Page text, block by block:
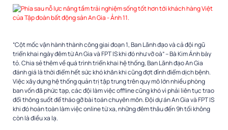
“Cột mốc vận hành thành công giai đoạn 1, Ban Lãnh đạo và cả đội ngũ
triển khai ngày đêm từ An Gia và FPT IS khi đó như vỡ oà” – Bà Kim Ánh bày
tỏ. Chia sẻ thêm về quá trình triển khai hệ thống, Ban Lãnh đạo An Gia
đánh giá là thời điểm hết sức khó khăn khi cũng đợt đỉnh điểm dịch bệnh.
Việc xây dựng hệ thống quản trị tập trung trên quy mô lớn nhiều phòng
ban vốn đã phức tạp, các đội làm việc offline cũng khó vì phải liên tục trao
đổi thông suốt để tháo gỡ bài toán chuyên môn. Đội dự án An Gia và FPT IS
khi đó hoàn toàn làm việc online từ xa, những đêm thâu đến 9h tối không
còn là điều xa lạ.